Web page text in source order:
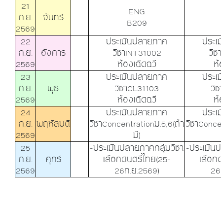
21
ก.ย.
2569
จันทร์
ENG
B209
22
ก.ย.
2569
อังคาร
ประเมินปลายภาค
วิชาINT31002
ห้องเฉิดฉวี
ประ
วิช
ห้
23
ก.ย.
2569
พุธ
ประเมินปลายภาค
วิชาCL31103
ห้องเฉิดฉวี
ประ
วิ
ห้
24
ก.ย.
2569
พฤหัสบดี
ประเมินปลายภาค
วิชาConcentrationม.5,6(ถ้า
มี)
ประ
วิชา
25
ก.ย.
2569
ศุกร์
-ประเมินปลายภาคกลุ่มวิชา
เลือกดนตรีไทย(25-
26ก.ย.2569)
-ประเมิน
เลือก